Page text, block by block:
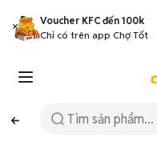
Voucher KFC đến 100k
Chỉ có trên app Chợ Tốt